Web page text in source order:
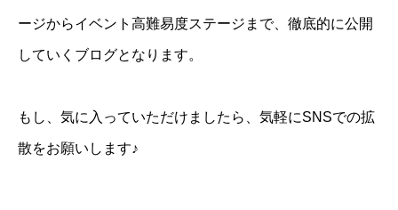
ージからイベント高難易度ステージまで、徹底的に公開
していくブログとなります。
もし、気に入っていただけましたら、気軽にSNSでの拡
散をお願いします♪